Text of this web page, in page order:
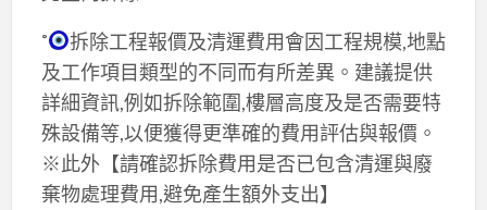
˚
拆除工程報價及清運費用會因工程規模,地點
及工作項目類型的不同而有所差異。建議提供
詳細資訊,例如拆除範圍,樓層高度及是否需要特
殊設備等,以便獲得更準確的費用評估與報價。
※此外【請確認拆除費用是否已包含清運與廢
棄物處理費用,避免產生額外支出】